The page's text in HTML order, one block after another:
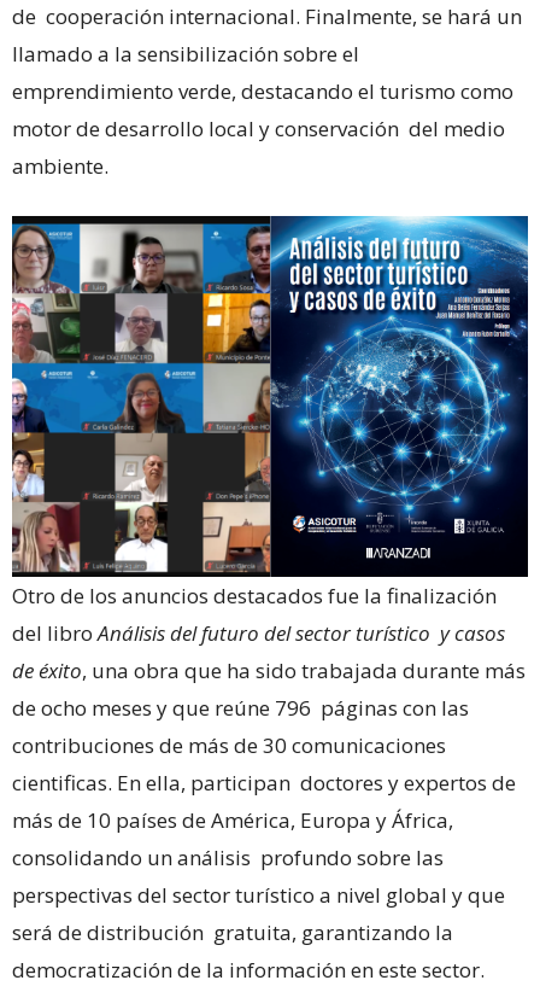
de cooperación internacional. Finalmente, se hará un
llamado a la sensibilización sobre el
emprendimiento verde, destacando el turismo como
motor de desarrollo local y conservación del medio
ambiente.
Otro de los anuncios destacados fue la finalización
del libroAnálisis del futuro del sector turístico y casos
de éxito, una obra que ha sido trabajada durante más
de ocho meses y que reúne 796 páginas con las
contribuciones de más de 30 comunicaciones
cientificas. En ella, participan doctores y expertos de
más de 10 países de América, Europa y África,
consolidando un análisis profundo sobre las
perspectivas del sector turístico a nivel global y que
será de distribución gratuita, garantizando la
democratización de la información en este sector.